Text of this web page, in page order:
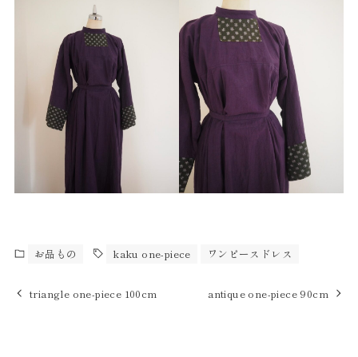
お品もの kaku one-piece ワンピースドレス
triangle one-piece 100cm antique one-piece 90cm